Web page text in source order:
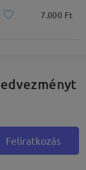
7.000 Ft
Feliratkozás